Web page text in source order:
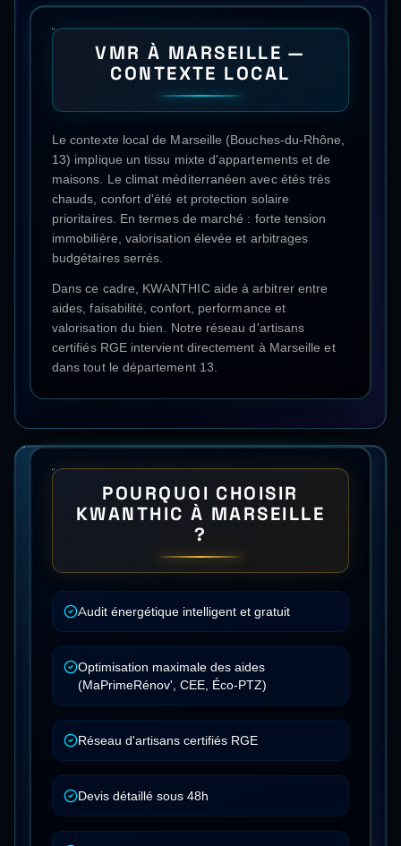
VMR À MARSEILLE —
CONTEXTE LOCAL
Le contexte local de Marseille (Bouches-du-Rhône,
13) implique un tissu mixte d'appartements et de
maisons. Le climat méditerranéen avec étés très
chauds, confort d'été et protection solaire
prioritaires. En termes de marché : forte tension
immobilière, valorisation élevée et arbitrages
budgétaires serrés.
Dans ce cadre, KWANTHIC aide à arbitrer entre
aides, faisabilité, confort, performance et
valorisation du bien. Notre réseau d'artisans
certifiés RGE intervient directement à Marseille et
dans tout le département 13.
POURQUOI CHOISIR
KWANTHIC À MARSEILLE
?
Audit énergétique intelligent et gratuit
Optimisation maximale des aides
(MaPrimeRénov', CEE, Éco-PTZ)
Réseau d'artisans certifiés RGE
Devis détaillé sous 48h